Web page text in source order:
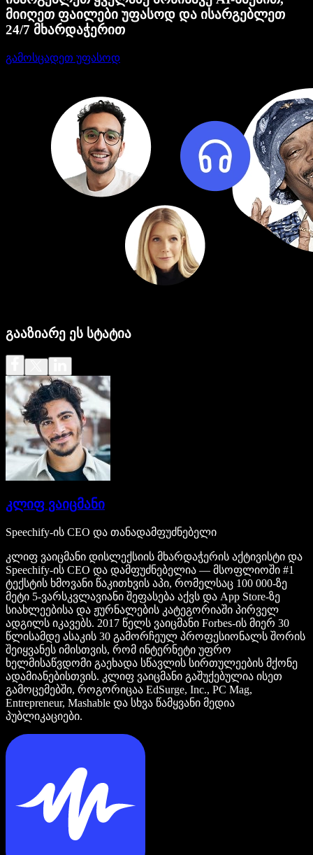
მიიღეთ ფაილები უფასოდ და ისარგებლეთ
24/7 მხარდაჭერით
გამოსცადეთ უფასოდ
გააზიარე ეს სტატია
კლიფ ვაიცმანი
Speechify-ის CEO და თანადამფუძნებელი
კლიფ ვაიცმანი დისლექსიის მხარდაჭერის აქტივისტი და
Speechify-ის CEO და დამფუძნებელია — მსოფლიოში #1
ტექსტის ხმოვანი წაკითხვის აპი, რომელსაც 100 000-ზე
მეტი 5-ვარსკვლავიანი შეფასება აქვს და App Store-ზე
სიახლეებისა და ჟურნალების კატეგორიაში პირველ
ადგილს იკავებს. 2017 წელს ვაიცმანი Forbes-ის მიერ 30
წლისამდე ასაკის 30 გამორჩეულ პროფესიონალს შორის
შეიყვანეს იმისთვის, რომ ინტერნეტი უფრო
ხელმისაწვდომი გაეხადა სწავლის სირთულეების მქონე
ადამიანებისთვის. კლიფ ვაიცმანი გაშუქებულია ისეთ
გამოცემებში, როგორიცაა EdSurge, Inc., PC Mag,
Entrepreneur, Mashable და სხვა წამყვანი მედია
პუბლიკაციები.